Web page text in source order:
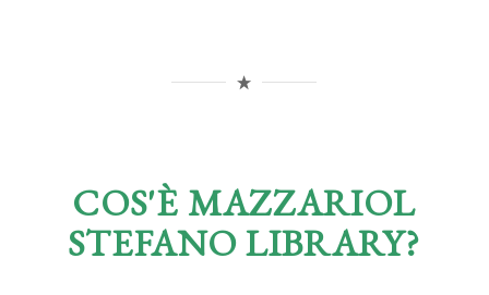
COS'È MAZZARIOL
STEFANO LIBRARY?